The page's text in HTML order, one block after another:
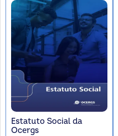
Estatuto Social da
Ocergs